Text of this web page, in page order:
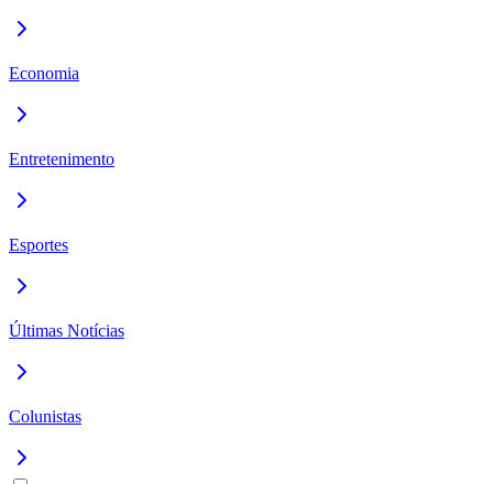
Economia
Entretenimento
Esportes
Últimas Notícias
Colunistas